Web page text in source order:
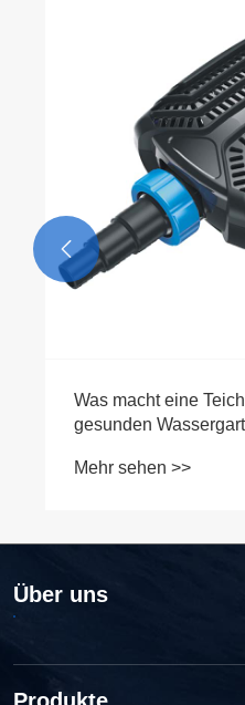
eine Teichpumpe für einen
unerlässlich?

Über uns